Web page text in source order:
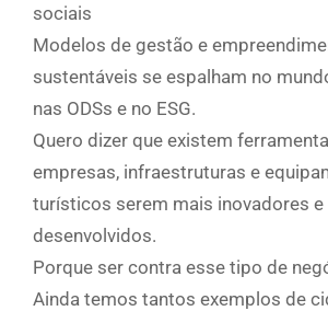
sociais
Modelos de gestão e
sustentáveis se espalham no
nas ODSs e no ESG.
Quero dizer que existem
empresas, infraestruturas e
turísticos serem mais inovadores
desenvolvidos.
Porque ser contra esse tipo de
Ainda temos tantos exemplos de